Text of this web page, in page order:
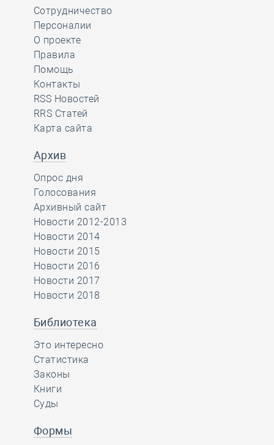
Сотрудничество
Персоналии
О проекте
Правила
Помощь
Контакты
RSS Новостей
RRS Статей
Карта сайта
Архив
Опрос дня
Голосования
Архивный сайт
Новости 2012-2013
Новости 2014
Новости 2015
Новости 2016
Новости 2017
Новости 2018
Библиотека
Это интересно
Статистика
Законы
Книги
Суды
Формы